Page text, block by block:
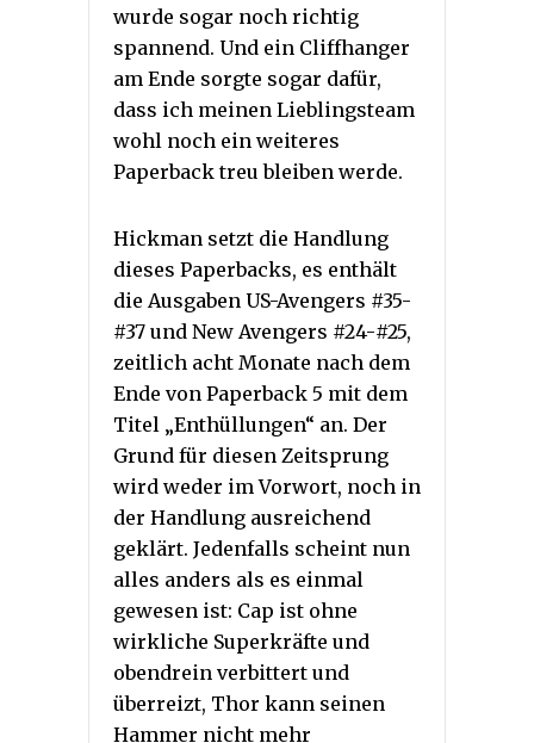
wurde sogar noch richtig
spannend. Und ein Cliffhanger
am Ende sorgte sogar dafür,
dass ich meinen Lieblingsteam
wohl noch ein weiteres
Paperback treu bleiben werde.
Hickman setzt die Handlung
dieses Paperbacks, es enthält
die Ausgaben US-Avengers #35-
#37 und New Avengers #24-#25,
zeitlich acht Monate nach dem
Ende von Paperback 5 mit dem
Titel „Enthüllungen“ an. Der
Grund für diesen Zeitsprung
wird weder im Vorwort, noch in
der Handlung ausreichend
geklärt. Jedenfalls scheint nun
alles anders als es einmal
gewesen ist: Cap ist ohne
wirkliche Superkräfte und
obendrein verbittert und
überreizt, Thor kann seinen
Hammer nicht mehr